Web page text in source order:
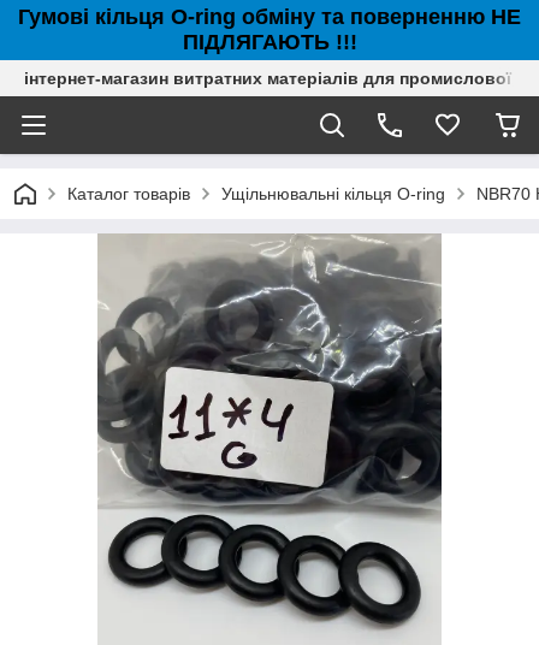
Гумові кільця O-ring обміну та поверненню НЕ
ПІДЛЯГАЮТЬ !!!
інтернет-магазин витратних матеріалів для промислової
Каталог товарів Ущільнювальні кільця O-ring NBR70